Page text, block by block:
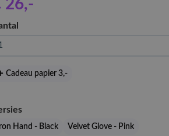
26,-
Cadeau papier 3,-
Iron Hand - Black Velvet Glove - Pink